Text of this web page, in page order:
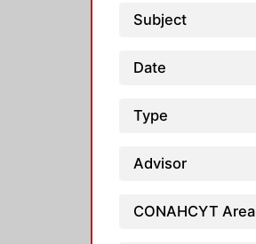
Subject
Date
Type
Advisor
CONAHCYT Area